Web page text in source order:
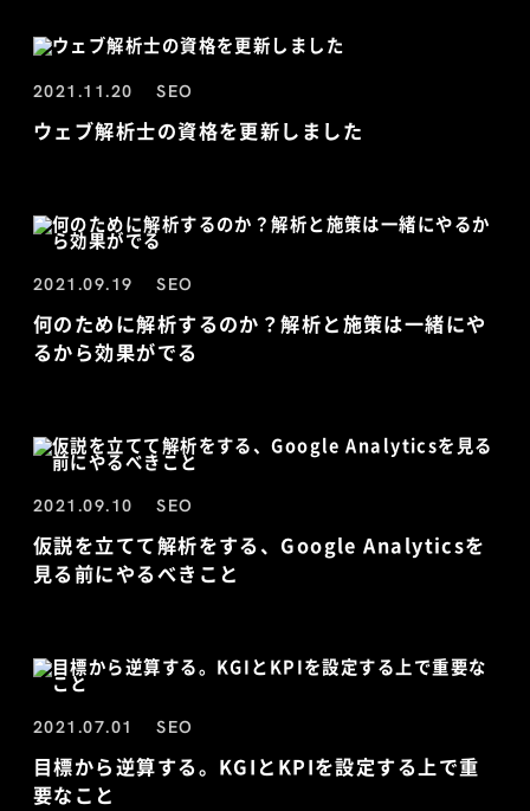
2021.11.20 SEO
ウェブ解析士の資格を更新しました
2021.09.19 SEO
何のために解析するのか？解析と施策は一緒にや
るから効果がでる
2021.09.10 SEO
仮説を立てて解析をする、Google Analyticsを
見る前にやるべきこと
2021.07.01 SEO
目標から逆算する。KGIとKPIを設定する上で重
要なこと